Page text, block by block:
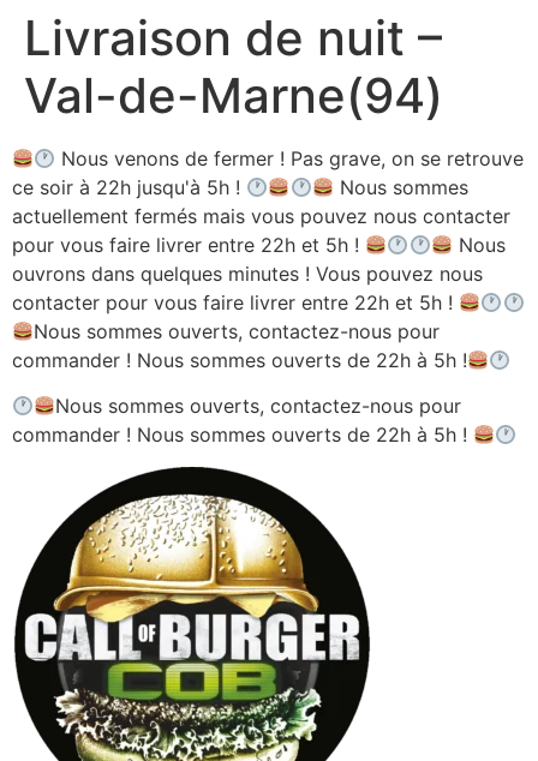
Aller
contenu
Livraison de nuit –
Val-de-Marne(94)
Nous venons de fermer ! Pas grave, on se retrouve
ce soir à 22h jusqu'à 5h !
Nous sommes
actuellement fermés mais vous pouvez nous contacter
pour vous faire livrer entre 22h et 5h !
Nous
ouvrons dans quelques minutes ! Vous pouvez nous
contacter pour vous faire livrer entre 22h et 5h !
Nous sommes ouverts, contactez-nous pour
commander ! Nous sommes ouverts de 22h à 5h !
Nous sommes ouverts, contactez-nous pour
commander ! Nous sommes ouverts de 22h à 5h !